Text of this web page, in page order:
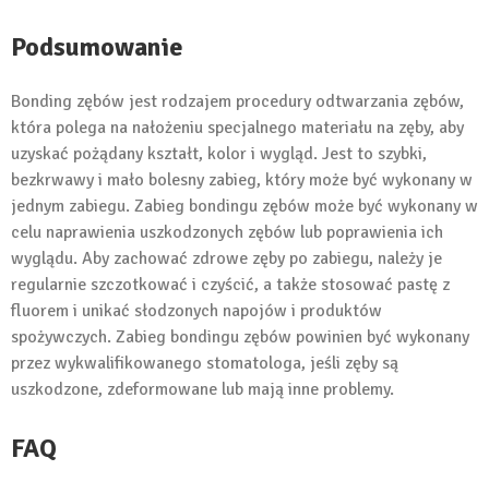
Podsumowanie
Bonding zębów jest rodzajem procedury odtwarzania zębów,
która polega na nałożeniu specjalnego materiału na zęby, aby
uzyskać pożądany kształt, kolor i wygląd. Jest to szybki,
bezkrwawy i mało bolesny zabieg, który może być wykonany w
jednym zabiegu. Zabieg bondingu zębów może być wykonany w
celu naprawienia uszkodzonych zębów lub poprawienia ich
wyglądu. Aby zachować zdrowe zęby po zabiegu, należy je
regularnie szczotkować i czyścić, a także stosować pastę z
fluorem i unikać słodzonych napojów i produktów
spożywczych. Zabieg bondingu zębów powinien być wykonany
przez wykwalifikowanego stomatologa, jeśli zęby są
uszkodzone, zdeformowane lub mają inne problemy.
FAQ